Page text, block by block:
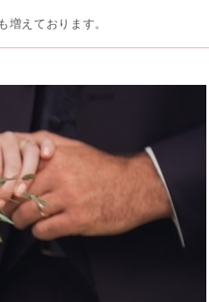
えております。